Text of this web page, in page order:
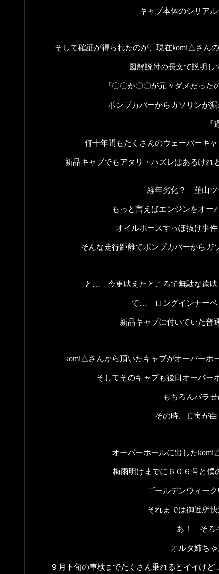
キャブ本体のシリア
そして確証が得られたのが、現在komi△さん
図解説付の長文で説明
『〇〇か〇〇が元々ダメだっ
ポンプカバーからガソリンが
『
何十年間もたくさんのウェーバーキ
新品キャブでもアタリ・ハズレはあるけれ
経年劣化？ 韮山ツ
もっと言えばエンジンをオー
オイルホースすっぽ抜け事
そんな走行距離でポンプカバーからガ
と… 今更吠えたところで無駄な遠吠
で… ロングインナーベ
新品キャブに付いていた普
komi△さんから頂いたキャブがオーバーホ
そしてそのキャブも後日オーバー
もちろんバラ
その時、真実が
オーバーホールに出した
梅雨明けまでに６０６号と僕
ゴールデンウィー
それまでは御近所
あ！ そろ
オルタ姉ち
９月下旬の車検までたくさん乗れるとイイけ